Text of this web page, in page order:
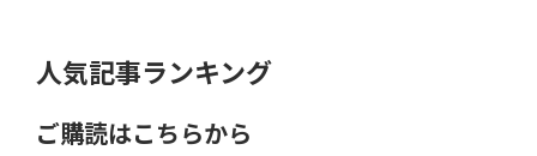
人気記事ランキング
ご購読はこちらから